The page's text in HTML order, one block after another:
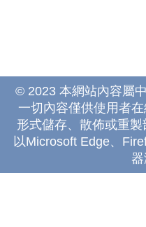
© 2023 本網站內容屬
一切內容僅供使用者
形式儲存、散佈或重
以Microsoft Edge、
器